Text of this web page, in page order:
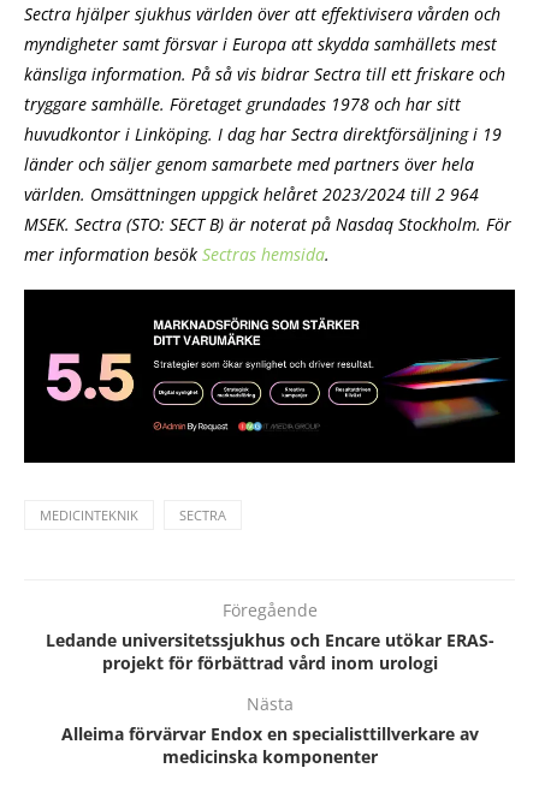
Sectra hjälper sjukhus världen över att effektivisera vården och
myndigheter samt försvar i Europa att skydda samhällets mest
känsliga information. På så vis bidrar Sectra till ett friskare och
tryggare samhälle. Företaget grundades 1978 och har sitt
huvudkontor i Linköping. I dag har Sectra direktförsäljning i 19
länder och säljer genom samarbete med partners över hela
världen. Omsättningen uppgick helåret 2023/2024 till 2 964
MSEK. Sectra (STO: SECT B) är noterat på Nasdaq Stockholm. För
mer information besök Sectras hemsida.
MEDICINTEKNIK SECTRA
Föregående
Ledande universitetssjukhus och Encare utökar ERAS-
projekt för förbättrad vård inom urologi
Nästa
Alleima förvärvar Endox en specialisttillverkare av
medicinska komponenter